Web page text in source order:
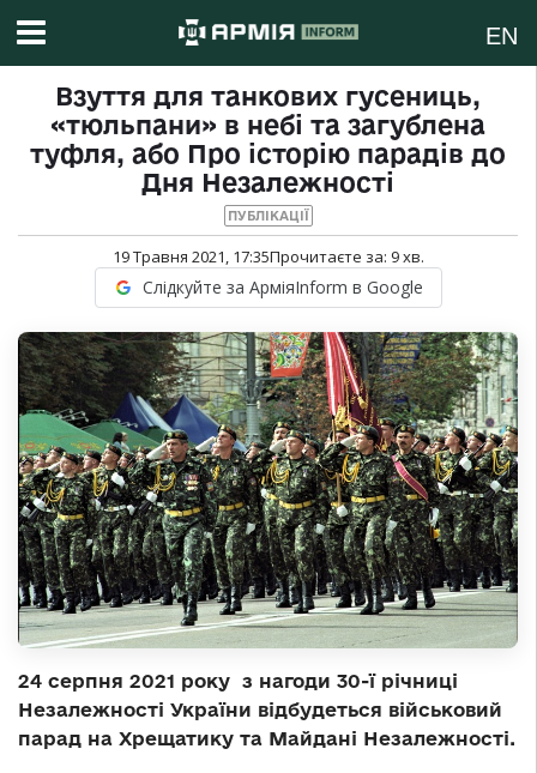
EN
Взуття для танкових гусениць,
«тюльпани» в небі та загублена
туфля, або Про історію парадів до
Дня Незалежності
ПУБЛІКАЦІЇ
19 Травня 2021, 17:35Прочитаєте за: 9хв.
Слідкуйте за АрміяInform в Google
24 серпня 2021 року з нагоди 30-ї річниці
Незалежності України відбудеться військовий
парад на Хрещатику та Майдані Незалежності.